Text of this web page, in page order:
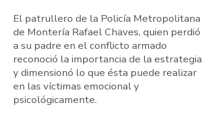
El patrullero de la Policía Metropolitana
de Montería Rafael Chaves, quien perdió
a su padre en el conflicto armado
reconoció la importancia de la estrategia
y dimensionó lo que ésta puede realizar
en las víctimas emocional y
psicológicamente.